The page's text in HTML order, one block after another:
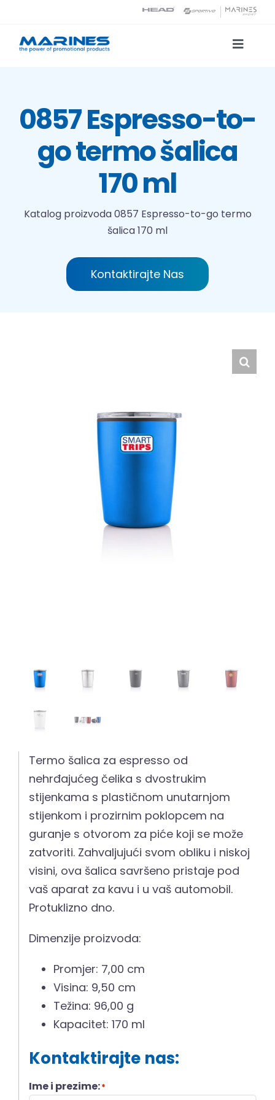
content
Toggle
Tehnologije tiska
O nama
0857 Espresso-to-
go termo šalica
170 ml
Katalog proizvoda0857 Espresso-to-go termo
šalica 170 ml
Kontaktirajte Nas
Termo šalica za espresso od
nehrđajućeg čelika s dvostrukim
stijenkama s plastičnom unutarnjom
stijenkom i prozirnim poklopcem na
guranje s otvorom za piće koji se može
zatvoriti. Zahvaljujući svom obliku i niskoj
visini, ova šalica savršeno pristaje pod
vaš aparat za kavu i u vaš automobil.
Protuklizno dno.
Dimenzije proizvoda:
Promjer: 7,00 cm
Visina: 9,50 cm
Težina: 96,00 g
Kapacitet: 170 ml
Kontaktirajte nas:
Ime i prezime:*